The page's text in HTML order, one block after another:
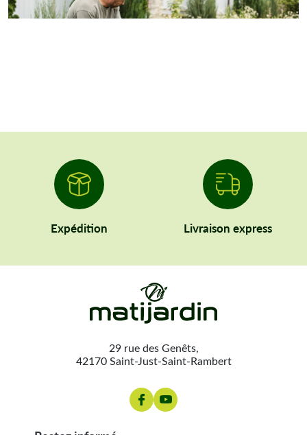
Expédition Livraison express
29 rue des Genêts,
42170 Saint-Just-Saint-Rambert